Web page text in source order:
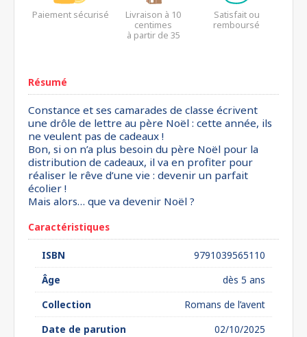
Paiement sécurisé
Livraison à 10
centimes
à partir de 35
Satisfait ou
remboursé
Résumé
Constance et ses camarades de classe écrivent
une drôle de lettre au père Noël : cette année, ils
ne veulent pas de cadeaux !
Bon, si on n’a plus besoin du père Noël pour la
distribution de cadeaux, il va en profiter pour
réaliser le rêve d’une vie : devenir un parfait
écolier !
Mais alors… que va devenir Noël ?
Caractéristiques
ISBN
9791039565110
Âge
dès 5 ans
Collection
Romans de l’avent
Date de parution
02/10/2025